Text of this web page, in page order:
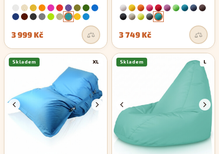
3 999 Kč 3 749 Kč
XL
Skladem L
Skladem